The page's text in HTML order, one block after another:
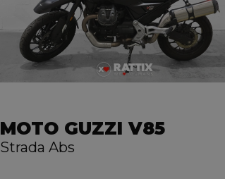
MOTO GUZZI V85
Strada Abs